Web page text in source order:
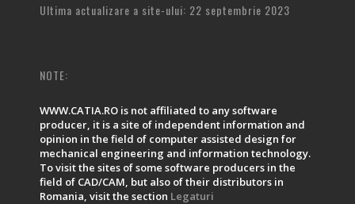
Ultima actualizare a site-ului: 22 septembrie 2023
NOTE:
WWW.CATIA.RO is not affiliated to any software
producer, it is a site of independent information and
opinion in the field of computer assisted design for
mechanical engineering and information technology.
To visit the sites of some software producers in the
field of CAD/CAM, but also of their distributors in
Romania, visit the section Legaturi